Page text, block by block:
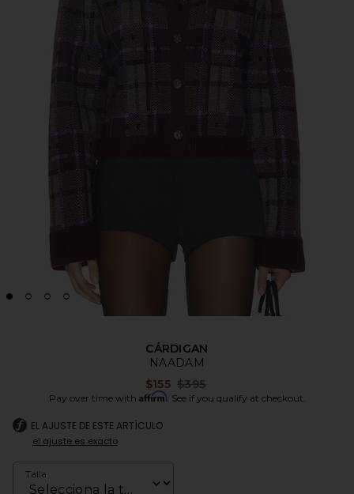
CÁRDIGAN
NAADAM
$155 Previous price:
$395
Pay over time with Affirm. See if you qualify at checkout.
EL AJUSTE DE ESTE ARTÍCULO
el ajuste es exacto
Talla